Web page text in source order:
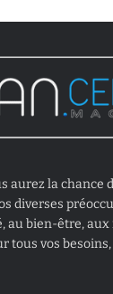
aurez la chance
diverses
au bien-être,
tous vos besoins,